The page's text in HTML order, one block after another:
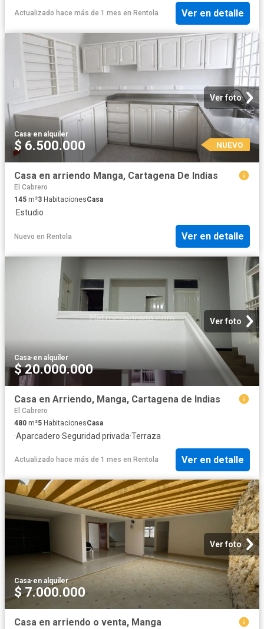
Actualizado hace más de 1 mes en Rentola Ver en detalle
Ver foto
Casa·en alquiler
$ 6.500.000 NUEVO
Casa en arriendo Manga, Cartagena De Indias
El Cabrero
145 m²3 HabitacionesCasa
·Estudio
Nuevo en Rentola Ver en detalle
Ver foto
Casa·en alquiler
$ 20.000.000
Casa en Arriendo, Manga, Cartagena de Indias
El Cabrero
480 m²5 HabitacionesCasa
·Aparcadero·Seguridad privada·Terraza
Actualizado hace más de 1 mes en Rentola Ver en detalle
Ver foto
Casa·en alquiler
$ 7.000.000
Casa en arriendo o venta, Manga